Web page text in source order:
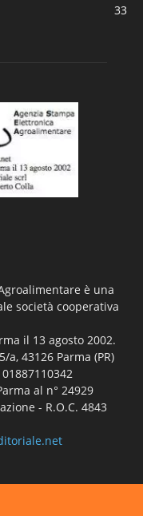
33
è una
società cooperativa
il 13 agosto 2002.
a, 43126 Parma (PR)
al n° 24929
- R.O.C. 4843